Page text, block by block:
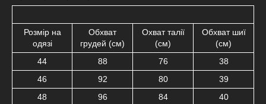
Розмір на
одязі
Обхват
грудей (см)
Охват талії
(см)
Обхват шиї
(см)
44
88 76
38
46
92 80
39
48
96 84
40